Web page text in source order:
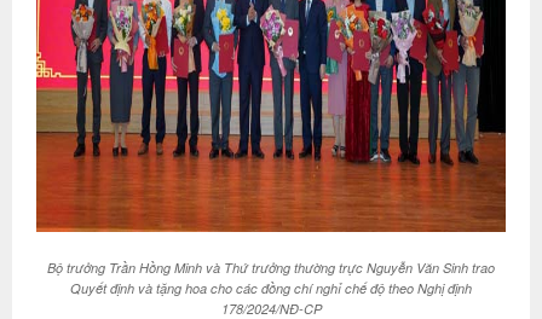
Bộ trưởng Trần Hồng Minh và Thứ trưởng thường trực Nguyễn Văn Sinh trao
Quyết định và tặng hoa cho các đồng chí nghỉ chế độ theo Nghị định
178/2024/NĐ-CP